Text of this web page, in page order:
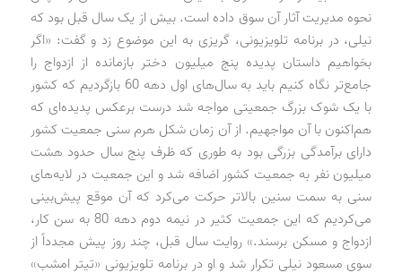
نحوه مدیریت آثار آن سوق داده است. بیش از یک سال قبل بود که
نیلی، در برنامه تلویزیونی، گریزی به این موضوع زد و گفت: «اگر
بخواهیم داستان پدیده پنج میلیون دختر بازمانده از ازدواج را
جامع‌تر نگاه کنیم باید به سال‌های اول دهه 60 بازگردیم که کشور
با یک شوک بزرگ جمعیتی مواجه شد درست برعکس پدیده‌ای که
هم‌اکنون با آن مواجهیم. از آن زمان شکل هرم سنی جمعیت کشور
دارای برآمدگی بزرگی بود به طوری که ظرف پنج سال حدود هشت
میلیون نفر به جمعیت کشور اضافه شد و این جمعیت در لایه‌های
سنی به سمت سنین بالاتر حرکت می‌کرد که آن موقع پیش‌بینی
می‌کردیم که این جمعیت کثیر در نیمه دوم دهه 80 به سن کار،
ازدواج و مسکن برسند.» روایت سال قبل، چند روز پیش مجدداً از
سوی مسعود نیلی تکرار شد و او در برنامه تلویزیونی «تیتر امشب»